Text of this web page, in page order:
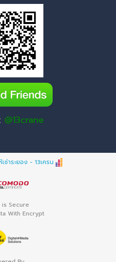
@13crane
เช่าระยอง - 13เครน
is Secure
With Encrypt